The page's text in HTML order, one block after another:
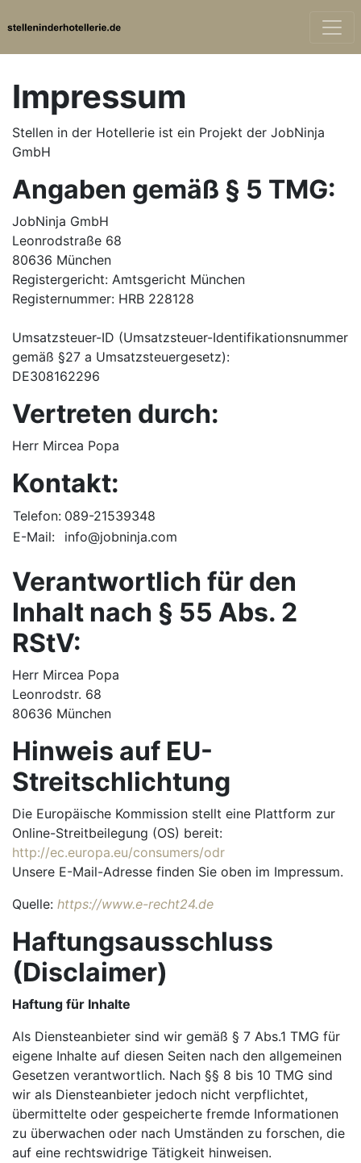
Impressum
Stellen in der Hotellerie ist ein Projekt der JobNinja
GmbH
Angaben gemäß § 5 TMG:
JobNinja GmbH
Leonrodstraße 68
80636 München
Registergericht: Amtsgericht München
Registernummer: HRB 228128
Umsatzsteuer-ID (Umsatzsteuer-Identifikationsnummer
gemäß §27 a Umsatzsteuergesetz):
DE308162296
Vertreten durch:
Herr Mircea Popa
Kontakt:
Telefon: 089-21539348
E-Mail:
info@jobninja.com
Verantwortlich für den
Inhalt nach § 55 Abs. 2
RStV:
Herr Mircea Popa
Leonrodstr. 68
80636 München
Hinweis auf EU-
Streitschlichtung
Die Europäische Kommission stellt eine Plattform zur
Online-Streitbeilegung (OS) bereit:
http://ec.europa.eu/consumers/odr
Unsere E-Mail-Adresse finden Sie oben im Impressum.
Quelle: https://www.e-recht24.de
Haftungsausschluss
(Disclaimer)
Haftung für Inhalte
Als Diensteanbieter sind wir gemäß § 7 Abs.1 TMG für
eigene Inhalte auf diesen Seiten nach den allgemeinen
Gesetzen verantwortlich. Nach §§ 8 bis 10 TMG sind
wir als Diensteanbieter jedoch nicht verpflichtet,
übermittelte oder gespeicherte fremde Informationen
zu überwachen oder nach Umständen zu forschen, die
auf eine rechtswidrige Tätigkeit hinweisen.